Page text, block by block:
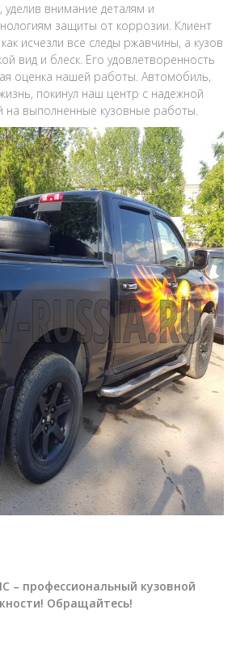
внимание деталям и
защиты от коррозии. Клиент
исчезли все следы ржавчины, а кузов
вид и блеск. Его удовлетворенность
оценка нашей работы. Автомобиль,
покинул наш центр с надежной
на выполненные кузовные работы.
– профессиональный кузовной
Обращайтесь!